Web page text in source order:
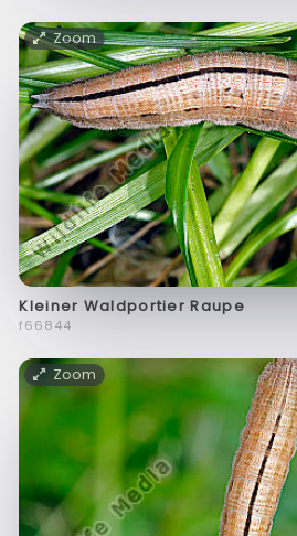
Zoom
Kleiner Waldportier Raupe
f66844
Zoom